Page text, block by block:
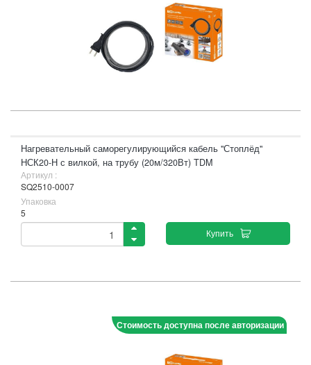
Нагревательный саморегулирующийся кабель "Стоплёд"
НСК20-Н с вилкой, на трубу (20м/320Вт) TDM
Артикул :
SQ2510-0007
Упаковка
5
Купить
Стоимость доступна после авторизации